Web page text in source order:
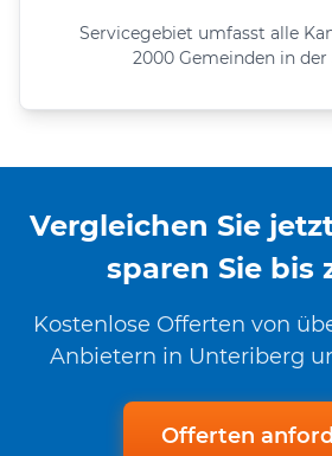
Servicegebiet umfasst alle
2000 Gemeinden in der
Vergleichen Sie
sparen Sie bis
Kostenlose Offerten von
Anbietern in Unteriberg
Offerten